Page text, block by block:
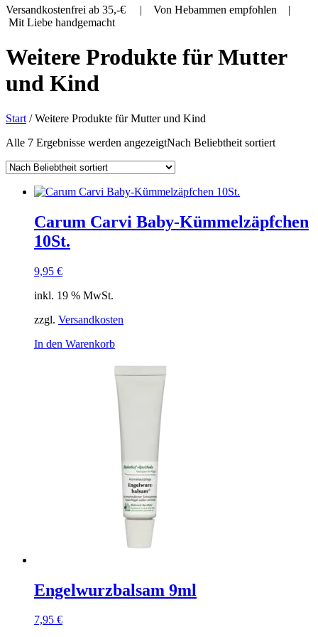
Versandkostenfrei ab 35,-€ | Von Hebammen empfohlen |
Mit Liebe handgemacht
Weitere Produkte für Mutter
und Kind
Start / Weitere Produkte für Mutter und Kind
Alle 7 Ergebnisse werden angezeigtNach Beliebtheit sortiert
Carum Carvi Baby-Kümmelzäpfchen
10St.
9,95 €
inkl. 19 % MwSt.
zzgl. Versandkosten
In den Warenkorb
Engelwurzbalsam 9ml
7,95 €